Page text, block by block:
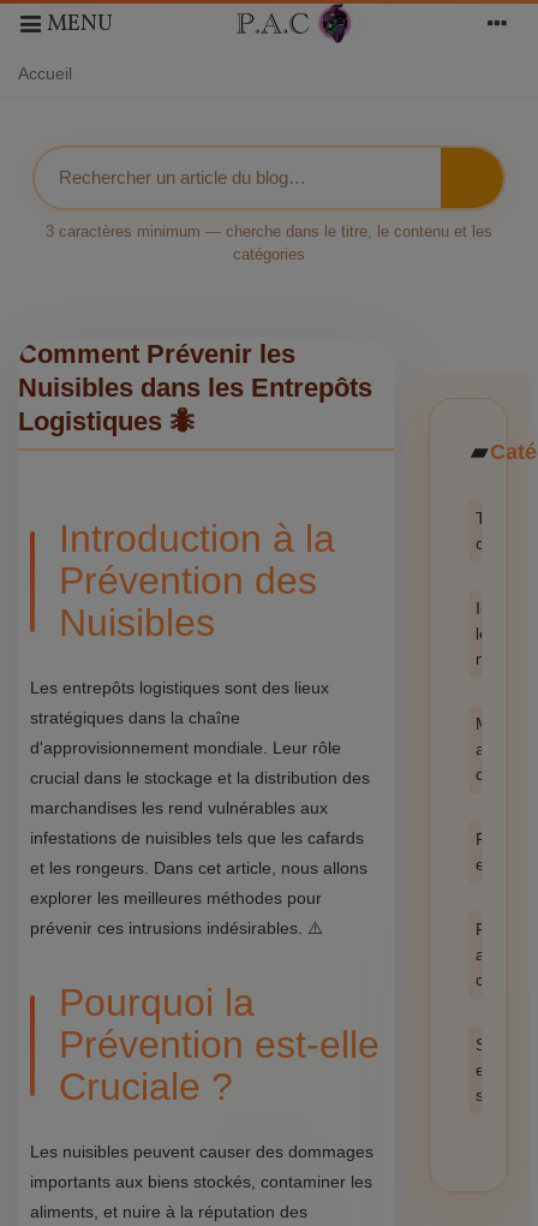
MENU
Accueil
3 caractères minimum — cherche dans le titre, le contenu et les
catégories
Comment Prévenir les
Nuisibles dans les Entrepôts
Logistiques 🐜
Introduction à la
Prévention des
Nuisibles
Les entrepôts logistiques sont des lieux
stratégiques dans la chaîne
d'approvisionnement mondiale. Leur rôle
crucial dans le stockage et la distribution des
marchandises les rend vulnérables aux
infestations de nuisibles tels que les cafards
et les rongeurs. Dans cet article, nous allons
explorer les meilleures méthodes pour
prévenir ces intrusions indésirables. ⚠️
Pourquoi la
Prévention est-elle
Cruciale ?
Les nuisibles peuvent causer des dommages
importants aux biens stockés, contaminer les
aliments, et nuire à la réputation des
Toutes
les
anti-
cafards
et
Produit
anti
cafards
Santé
et
sécurité